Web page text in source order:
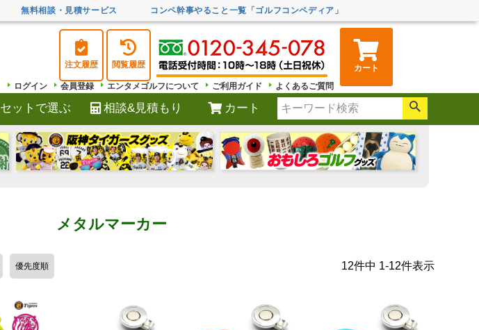
無料相談・見積サービス コンペ幹事やること一覧「ゴルフコンペディア」
注文履歴 閲覧履歴
カート
ログイン
会員登録 エンタメゴルフについて ご利用ガイド よくあるご質問
セットで選ぶ 相談&見積もり カート
検索
メタルマーカー
優先度順 12件中 1-12件表示